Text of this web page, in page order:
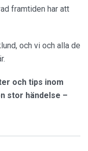
framtiden har att
och vi och alla de
och tips inom
stor händelse –